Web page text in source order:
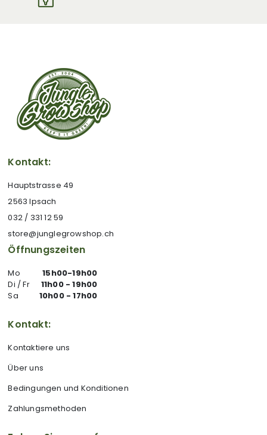
Kontakt:
Hauptstrasse 49
2563 Ipsach
032 / 331 12 59
store@junglegrowshop.ch
Öffnungszeiten
Mo
15h00-19h00
Di / Fr
11h00 - 19h00
Sa
10h00 - 17h00
Kontakt:
Kontaktiere uns
Über uns
Bedingungen und Konditionen
Zahlungsmethoden